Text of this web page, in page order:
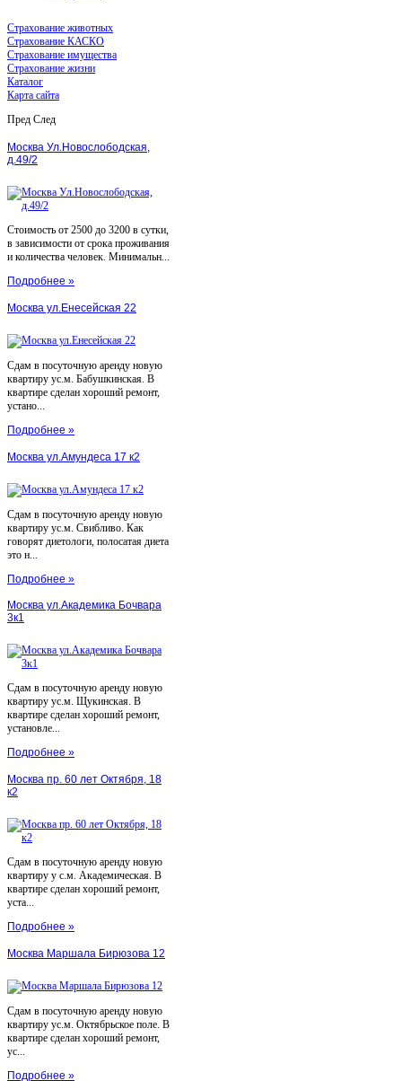
Страхование животных
Страхование КАСКО
Страхование имущества
Страхование жизни
Каталог
Карта сайта
Пред След
Москва Ул.Новослободская,
д.49/2
Стоимость от 2500 до 3200 в сутки,
в зависимости от срока проживания
и количества человек. Минимальн...
Подробнее »
Москва ул.Енесейская 22
Сдам в посуточную аренду новую
квартиру ус.м. Бабушкинская. В
квартире сделан хороший ремонт,
устано...
Подробнее »
Москва ул.Амундеса 17 к2
Сдам в посуточную аренду новую
квартиру ус.м. Свибливо. Как
говорят диетологи, полосатая диета
это н...
Подробнее »
Москва ул.Академика Бочвара
3к1
Сдам в посуточную аренду новую
квартиру ус.м. Щукинская. В
квартире сделан хороший ремонт,
установле...
Подробнее »
Москва пр. 60 лет Октября, 18
к2
Сдам в посуточную аренду новую
квартиру у с.м. Академическая. В
квартире сделан хороший ремонт,
уста...
Подробнее »
Москва Маршала Бирюзова 12
Сдам в посуточную аренду новую
квартиру ус.м. Октябрьское поле. В
квартире сделан хороший ремонт,
ус...
Подробнее »